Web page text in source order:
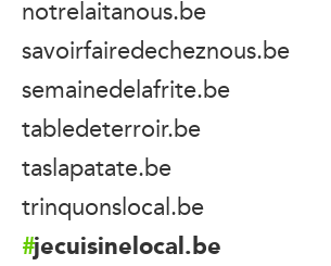
notrelaitanous.be
savoirfairedecheznous.be
semainedelafrite.be
tabledeterroir.be
taslapatate.be
trinquonslocal.be
jecuisinelocal.be